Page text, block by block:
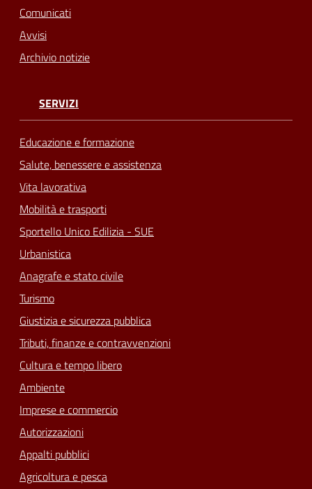
Comunicati
Avvisi
Archivio notizie
SERVIZI
Educazione e formazione
Salute, benessere e assistenza
Vita lavorativa
Mobilità e trasporti
Sportello Unico Edilizia - SUE
Urbanistica
Anagrafe e stato civile
Turismo
Giustizia e sicurezza pubblica
Tributi, finanze e contravvenzioni
Cultura e tempo libero
Ambiente
Imprese e commercio
Autorizzazioni
Appalti pubblici
Agricoltura e pesca